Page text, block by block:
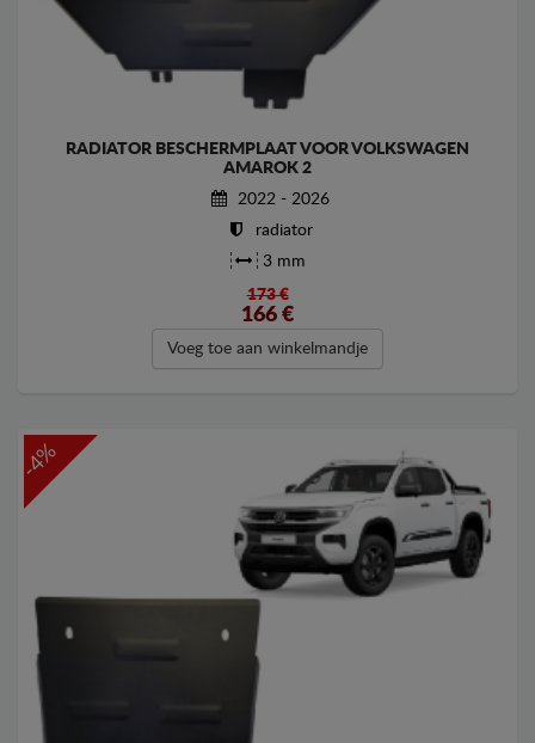
RADIATOR BESCHERMPLAAT VOOR VOLKSWAGEN
AMAROK 2
2022 - 2026
radiator
3 mm
173 €
166 €
Voeg toe aan winkelmandje
-4%